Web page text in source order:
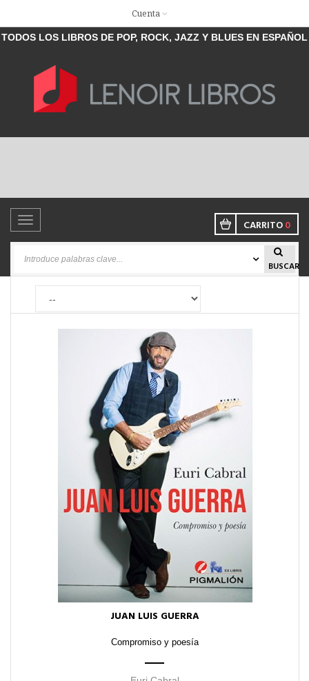
Cuenta
TODOS LOS LIBROS DE POP, ROCK, JAZZ Y BLUES EN ESPAÑOL
CARRITO0
Toggle
navigation
BUSCAR
JUAN LUIS GUERRA
Compromiso y poesía